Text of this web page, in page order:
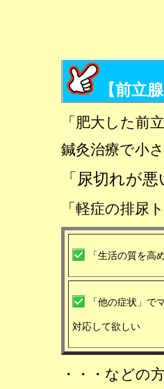
【前立
「肥大した前
鍼灸治療で小
「尿切れが
「軽症の排尿
「生活の質を高
「他の症状」で
対応して欲しい
・・・などの